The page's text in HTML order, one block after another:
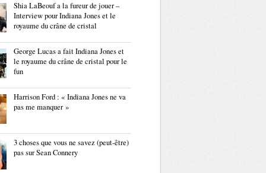
Shia LaBeouf a la fureur de jouer –
Interview pour Indiana Jones et le
royaume du crâne de cristal
George Lucas a fait Indiana Jones et
le royaume du crâne de cristal pour le
fun
Harrison Ford : « Indiana Jones ne va
pas me manquer »
3 choses que vous ne savez (peut-être)
pas sur Sean Connery